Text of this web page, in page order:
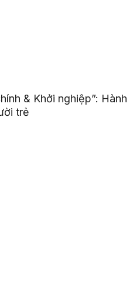
& Khởi nghiệp”: Hành
trẻ